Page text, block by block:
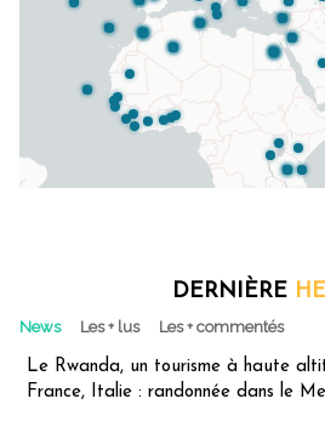
DERNIÈRE
News Les + lus Les + commentés
Le Rwanda, un tourisme à haute
France, Italie : randonnée dans le